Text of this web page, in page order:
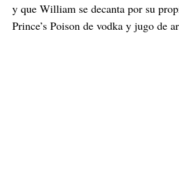
y que William se decanta por su
Prince’s Poison de vodka y jugo de